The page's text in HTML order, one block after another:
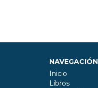
NAVEGACIÓN
Inicio
Libros